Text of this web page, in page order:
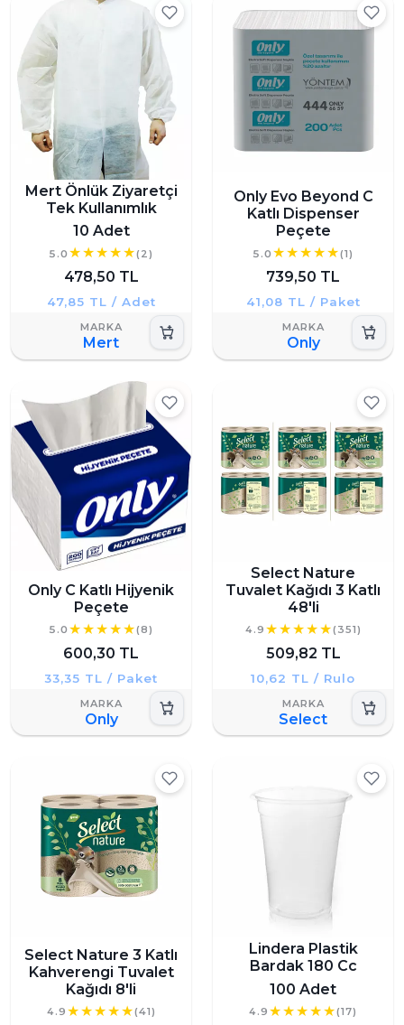
Mert Önlük Ziyaretçi
Tek Kullanımlık
10 Adet
5.0 (2)
478,50 TL
47,85 TL / Adet
Mert
Only Evo Beyond C
Katlı Dispenser
Peçete
5.0 (1)
739,50 TL
41,08 TL / Paket
Only
Only C Katlı Hijyenik
Peçete
5.0 (8)
600,30 TL
33,35 TL / Paket
Only
Select Nature
Tuvalet Kağıdı 3 Katlı
48'li
4.9 (351)
509,82 TL
10,62 TL / Rulo
Select
Select Nature 3 Katlı
Kahverengi Tuvalet
Kağıdı 8'li
4.9 (41)
Lindera Plastik
Bardak 180 Cc
100 Adet
4.9 (17)